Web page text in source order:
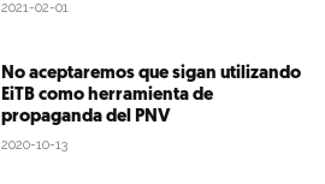
2021-02-01
No aceptaremos que sigan utilizando
EiTB como herramienta de
propaganda del PNV
2020-10-13